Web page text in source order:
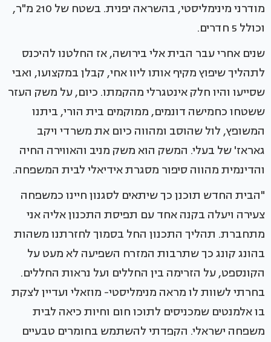
מודרני מינימליסטי, בהשראה יפנית. בשטח של 210 מ"ר,
וכולל 5 חדרים.
שנים אחרי עבר הבית אלי בירושה, אז החלטנו להיכנס
לתהליך שיפוץ מקיף אותו ליוו אחי, קבלן במקצועו, ואבי
שסייעו והיו חלק אינטגרלי מהקמתו. כיום, על משק העזר
ששטחו כחמישה דונמים, ממוקמים בית הורי, ביתנו
המשופץ, לול שהוסב ומהווה כיום את משרדי ויקב
גאראז' של בעלי. המשק הוא משק מניב והאווירה החיה
והדינמית מהווה סיפור מסגרת אידיאלי לבית המשפחה.
"הבית החדש תוכנן כך שיתאים לסגנון חיינו כמשפחה
צעירה ויעלה בקנה אחד עם תפיסת התכנון אליה אני
מתחברת. תהליך התכנון החל בסמוך לחזרתנו משהות
בהונג קונג כך שתרבות המזרח השפיעה לא מעט על
הקונספט, על הזרימה בין החללים ועל נראות החללים.
בחרתי לשוות לו מראה מנימליסטי- מוזאלי ועדיין לצקת
בו אלמנטים שמכניסים לתוכו חום וחיות כיאה לבית
משפחה ישראלי. הקפדתי להשתמש בחומרים טבעיים